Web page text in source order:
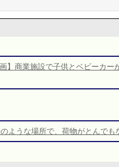
】商業施設で子供とベビーカー
のような場所で、荷物がとんで